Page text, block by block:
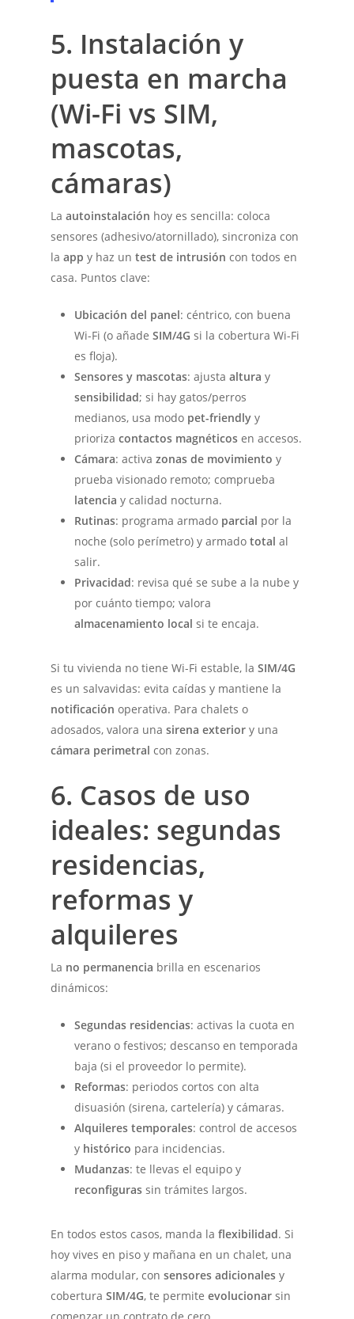
5. Instalación y
puesta en marcha
(Wi-Fi vs SIM,
mascotas,
cámaras)
Laautoinstalación hoy es sencilla: coloca
sensores (adhesivo/atornillado), sincroniza con
laapp y haz untest de intrusión con todos en
casa. Puntos clave:
Ubicación del panel: céntrico, con buena
Wi-Fi (o añadeSIM/4G si la cobertura Wi-Fi
es floja).
Sensores y mascotas: ajustaaltura y
sensibilidad; si hay gatos/perros
medianos, usa modo pet-friendly y
priorizacontactos magnéticos en accesos.
Cámara: activazonas de movimiento y
prueba visionado remoto; comprueba
latencia y calidad nocturna.
Rutinas: programa armado parcial por la
noche (solo perímetro) y armadototal al
salir.
Privacidad: revisa qué se sube a la nube y
por cuánto tiempo; valora
almacenamiento local si te encaja.
Si tu vivienda no tiene Wi-Fi estable, laSIM/4G
es un salvavidas: evita caídas y mantiene la
notificación operativa. Para chalets o
adosados, valora unasirena exterior y una
cámara perimetral con zonas.
6. Casos de uso
ideales: segundas
residencias,
reformas y
alquileres
La no permanencia brilla en escenarios
dinámicos:
Segundas residencias: activas la cuota en
verano o festivos; descanso en temporada
baja (si el proveedor lo permite).
Reformas: periodos cortos con alta
disuasión (sirena, cartelería) y cámaras.
Alquileres temporales: control de accesos
y histórico para incidencias.
Mudanzas: te llevas el equipo y
reconfiguras sin trámites largos.
En todos estos casos, manda laflexibilidad. Si
hoy vives en piso y mañana en un chalet, una
alarma modular, consensores adicionales y
coberturaSIM/4G, te permiteevolucionar sin